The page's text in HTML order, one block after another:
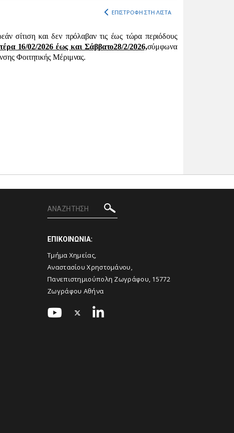
ΕΠΙΣΤΡΟΦΗ ΣΤΗ ΛΙΣΤΑ
σίτιση και δεν πρόλαβαν τις έως τώρα περιόδους
16/02/2026 έως και Σάββατο28/2/2026,σύμφωνα
Φοιτητικής Μέριμνας.
ΕΠΙΚΟΙΝΩΝΙΑ:
Τμήμα Χημείας,
Αναστασίου Χρηστομάνου,
Πανεπιστημιούπολη Ζωγράφου, 15772
Ζωγράφου Αθήνα